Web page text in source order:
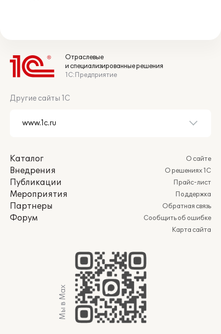
Отраслевые
и специализированные решения
1С:Предприятие
Другие сайты 1С
Каталог
Внедрения
Публикации
Мероприятия
Партнеры
Форум
О сайте
О решениях 1С
Прайс-лист
Поддержка
Обратная связь
Сообщить об ошибке
Карта сайта
Мы в Max